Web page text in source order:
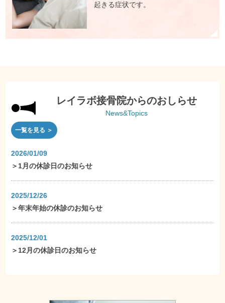
起きる症状です。
レイラボ接骨院からのおしらせ
News&Topics
一覧を見る ＞
2026/01/09
＞ 1月の休診日のお知らせ
2025/12/26
＞年末年始の休診のお知らせ
2025/12/01
＞ 12月の休診日のお知らせ